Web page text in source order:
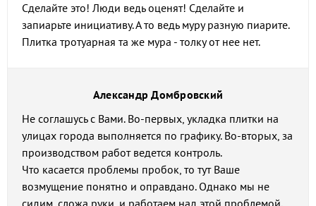
Сделайте это! Люди ведь оценят! Сделайте и
запиарьте инициативу. А то ведь муру разную пиарите.
Плитка тротуарная та же мура - толку от нее нет.
Александр Домбровский
Не соглашусь с Вами. Во-первых, укладка плитки на
улицах города выполняется по графику. Во-вторых, за
производством работ ведется контроль.
Что касается проблемы пробок, то тут Ваше
возмущение понятно и оправдано. Однако мы не
сидим, сложа руки, и работаем над этой проблемой.